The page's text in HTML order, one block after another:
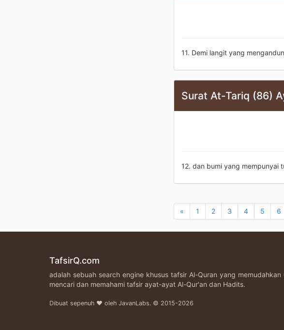
11. Demi langit yang
Surat At-Tariq (86)
12. dan bumi yang mempunyai
« 1 2 3 4 5 6
TafsirQ.com
adalah sebuah search engine khusus tafsir Al-Quran yang memudahkan
mencari dan memahami tafsir ayat-ayat Al-Qur'an dan Hadits.
Dibuat sepenuh ♥ oleh JavanLabs. © 2015-2026